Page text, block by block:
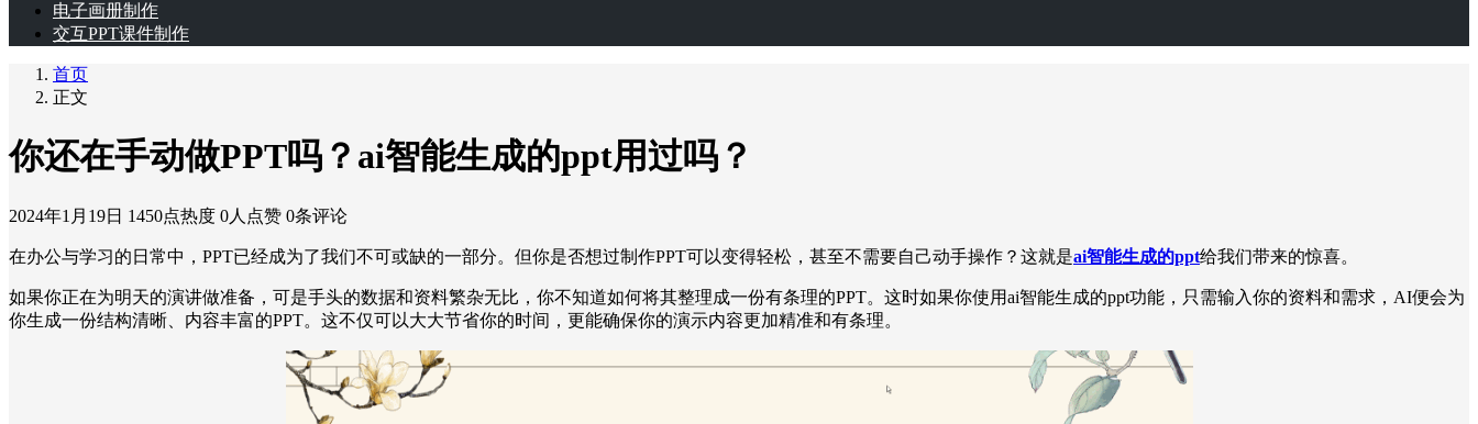
电子画册制作
交互PPT课件制作
首页
正文
你还在手动做PPT吗？ai智能生成的ppt用过吗？
2024年1月19日 1450点热度 0人点赞 0条评论
在办公与学习的日常中，PPT已经成为了我们不可或缺的一部分。但你是否想过制作PPT可以变得轻松，甚至不需要自己动手操作？这就是ai智能生成的ppt给我们带来的惊喜。
如果你正在为明天的演讲做准备，可是手头的数据和资料繁杂无比，你不知道如何将其整理成一份有条理的PPT。这时如果你使用ai智能生成的ppt功能，只需输入你的资料和需求，AI便会为
你生成一份结构清晰、内容丰富的PPT。这不仅可以大大节省你的时间，更能确保你的演示内容更加精准和有条理。